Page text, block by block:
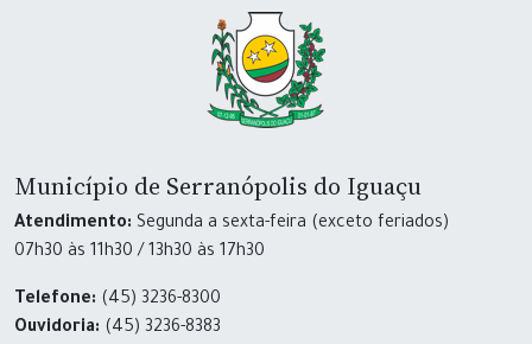
Município de Serranópolis do Iguaçu
Atendimento: Segunda a sexta-feira (exceto feriados)
07h30 às 11h30 / 13h30 às 17h30
Telefone: (45) 3236-8300
Ouvidoria: (45) 3236-8383